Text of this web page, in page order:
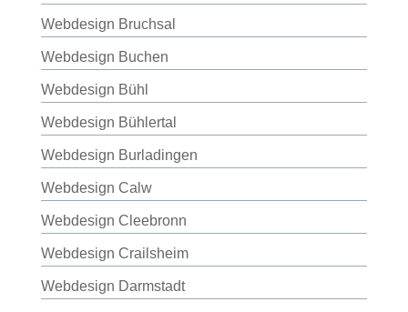
Webdesign Bruchsal
Webdesign Buchen
Webdesign Bühl
Webdesign Bühlertal
Webdesign Burladingen
Webdesign Calw
Webdesign Cleebronn
Webdesign Crailsheim
Webdesign Darmstadt